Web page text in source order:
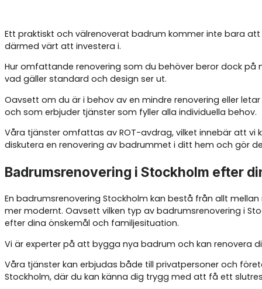
Ett praktiskt och välrenoverat badrum kommer inte bara
därmed värt att investera i.
Hur omfattande renovering som du behöver beror dock
vad gäller standard och design ser ut.
Oavsett om du är i behov av en mindre renovering eller
och som erbjuder tjänster som fyller alla individuella behov.
Våra tjänster omfattas av ROT-avdrag, vilket innebär att
diskutera en renovering av badrummet i ditt hem och gör
Badrumsrenovering i Stockholm efter
En badrumsrenovering Stockholm kan bestå från allt
mer modernt. Oavsett vilken typ av badrumsrenovering i
efter dina önskemål och familjesituation.
Vi är experter på att bygga nya badrum och kan
Våra tjänster kan erbjudas både till privatpersoner och
Stockholm, där du kan känna dig trygg med att få ett